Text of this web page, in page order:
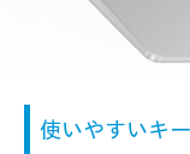
使いやすいキ